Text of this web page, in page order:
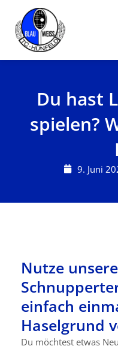
Inhalt
springen
Du hast
spielen?
9. Juni
Nutze unsere
einfach
Haselgrund
Du möchtest etwas